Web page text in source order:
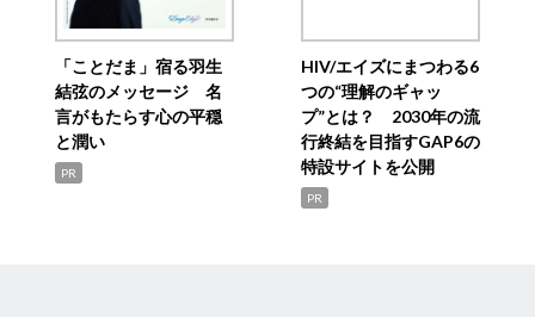
「ことだま」宿る羽生
結弦のメッセージ 名
言がもたらす心の平穏
と潤い
PR
HIV/エイズにまつわる6
つの“理解のギャッ
プ”とは？ 2030年の流
行終結を目指すGAP6の
特設サイトを公開
PR